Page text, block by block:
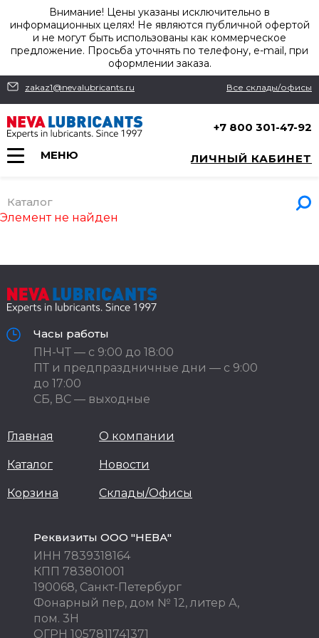
Внимание! Цены указаны исключительно в
информационных целях! Не являются публичной офертой
и не могут быть использованы как коммерческое
предложение. Просьба уточнять по телефону, e-mail, при
оформлении заказа.
zakaz1@nevalubricants.ru Все склады/офисы
+7 800 301-47-92
МЕНЮ ЛИЧНЫЙ КАБИНЕТ
Каталог
Элемент не найден
Часы работы
ПН-ЧТ — с 9:00 до 18:00
ПТ и предпраздничные дни — с 9:00
до 17:00
СБ, ВС — выходные
Главная
Каталог
Корзина
О компании
Новости
Склады/Офисы
Реквизиты ООО "НЕВА"
ИНН 7839318164
КПП 783801001
190068, Санкт-Петербург
Фонарный пер, дом № 12, литер А,
пом. 3Н
ОГРН 1057811741371